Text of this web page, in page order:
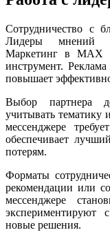
Сотрудничество с
Лидеры мнений
Маркетинг в MAX
инструмент.
повышает
Выбор партнера
учитывать тематику
мессенджере
обеспечивает
потерям.
Форматы
рекомендации или
мессенджере
экспериментируют
новые решения.